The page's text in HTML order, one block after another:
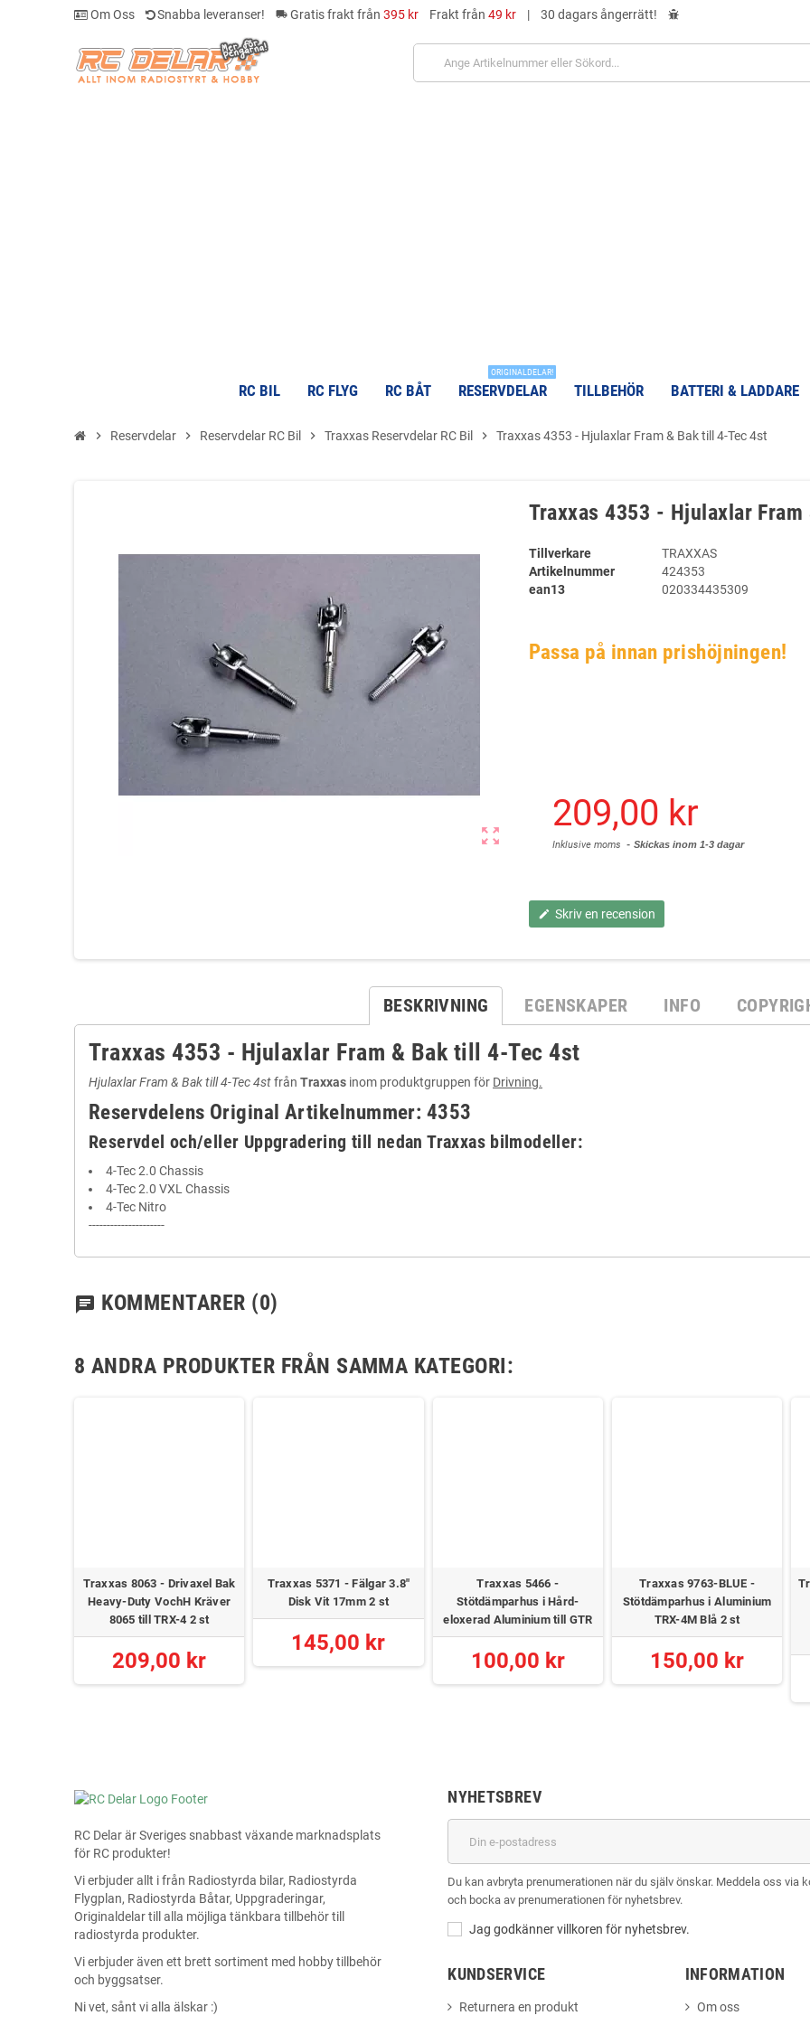
Om Oss Snabba leveranser! local_shipping Gratis frakt från 395 kr Frakt från 49 kr | 30 dagars ångerrätt!
RC BIL RC FLYG RC BÅT RESERVDELAR
ORIGINALDELAR!
TILLBEHÖR BATTERI & LADDARE
chevron_right Reservdelar chevron_right Reservdelar RC Bil chevron_right Traxxas Reservdelar RC Bil chevron_right Traxxas 4353 - Hjulaxlar Fram & Bak till 4-Tec 4st
zoom_out_map
Traxxas 4353 - Hjulaxlar
Tillverkare
TRAXXAS
Artikelnummer
424353
ean13
020334435309
Passa på innan prishöjningen!
209,00 kr
Inklusive moms Skickas inom 1-3 dagar
edit Skriv en recension
BESKRIVNING EGENSKAPER INFO
Traxxas 4353 - Hjulaxlar Fram & Bak till 4-Tec 4st
Hjulaxlar Fram & Bak till 4-Tec 4stfrån Traxxas inom produktgruppen för Drivning.
Reservdelens Original Artikelnummer: 4353
Reservdel och/eller Uppgradering till nedan Traxxas bilmodeller:
4-Tec 2.0 Chassis
4-Tec 2.0 VXL Chassis
4-Tec Nitro
---------------------
chat KOMMENTARER (0)
8 ANDRA PRODUKTER FRÅN SAMMA KATEGORI:
Traxxas 8063 - Drivaxel Bak
Heavy-Duty VochH Kräver
8065 till TRX-4 2 st
209,00 kr
Traxxas 5371 - Fälgar 3.8"
Disk Vit 17mm 2 st
145,00 kr
Traxxas 5466 -
Stötdämparhus i Hård-
eloxerad Aluminium till GTR
100,00 kr
Traxxas 9763-BLUE -
Stötdämparhus i Aluminium
TRX-4M Blå 2 st
150,00 kr
RC Delar är Sveriges snabbast växande marknadsplats
för RC produkter!
Vi erbjuder allt i från Radiostyrda bilar, Radiostyrda
Flygplan, Radiostyrda Båtar, Uppgraderingar,
Originaldelar till alla möjliga tänkbara tillbehör till
radiostyrda produkter.
Vi erbjuder även ett brett sortiment med hobby tillbehör
och byggsatser.
Ni vet, sånt vi alla älskar :)
NYHETSBREV
Du kan avbryta prenumerationen när du själv önskar. Meddela oss
och bocka av prenumerationen för nyhetsbrev.
Jag godkänner villkoren för nyhetsbrev.
KUNDSERVICE
Returnera en produkt
INFORMATION
Om oss